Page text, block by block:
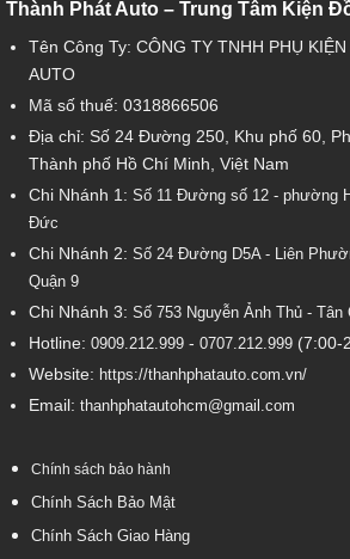
Thành Phát Auto – Trung Tâm Kiện
Tên Công Ty: CÔNG TY TNHH PHỤ
AUTO
Mã số thuế: 0318866506
Địa chỉ: Số 24 Đường 250, Khu phố 60,
Thành phố Hồ Chí Minh, Việt Nam
Chi Nhánh 1: Số 11 Đường số 12 - phường
Đức
Chi Nhánh 2: Số 24 Đường D5A - Liên
Quận 9
Chi Nhánh 3: Số 753Nguyễn Ảnh Thủ - Tân
Hotline: 0909.212.999- 0707.212.999(7:00-
Website: https://thanhphatauto.com.vn/
Email: thanhphatautohcm@gmail.com
Chính sách bảo hành
Chính Sách Bảo Mật
Chính Sách Giao Hàng